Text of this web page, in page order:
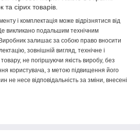
та сірих товарів.
і комплектація може відрізнятися від
викликано подальшим технічним
залишає за собою право вносити
зовнішній вигляд, технічне і
не погіршуючи якість виробу, без
користувача, з метою підвищення його
не несе відповідальність за зміни, внесені